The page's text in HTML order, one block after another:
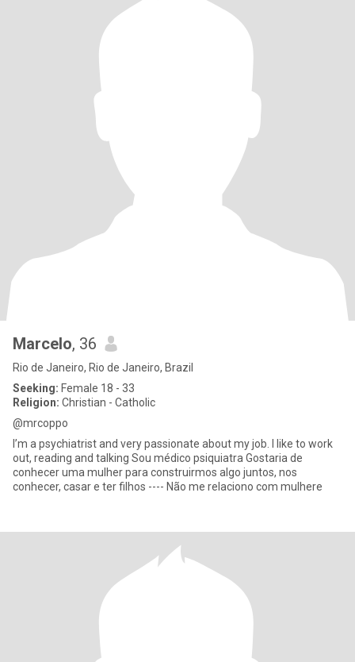
Marcelo, 36
Rio de Janeiro, Rio de Janeiro, Brazil
Seeking: Female 18 - 33
Religion: Christian - Catholic
@mrcoppo
I’m a psychiatrist and very passionate about my job. I like to work
out, reading and talking Sou médico psiquiatra Gostaria de
conhecer uma mulher para construirmos algo juntos, nos
conhecer, casar e ter filhos ---- Não me relaciono com mulhere